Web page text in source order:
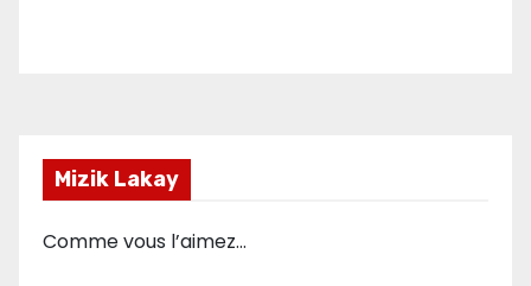
Mizik Lakay
Comme vous l’aimez…